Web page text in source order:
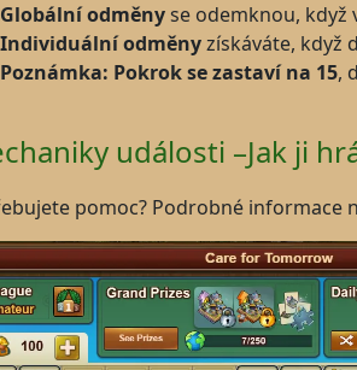
Globální odměnyse odemknou, když
Individuální odměnyzískáváte, když
Poznámka: Pokrok se zastaví na 15,
události –Jak ji
pomoc? Podrobné informace